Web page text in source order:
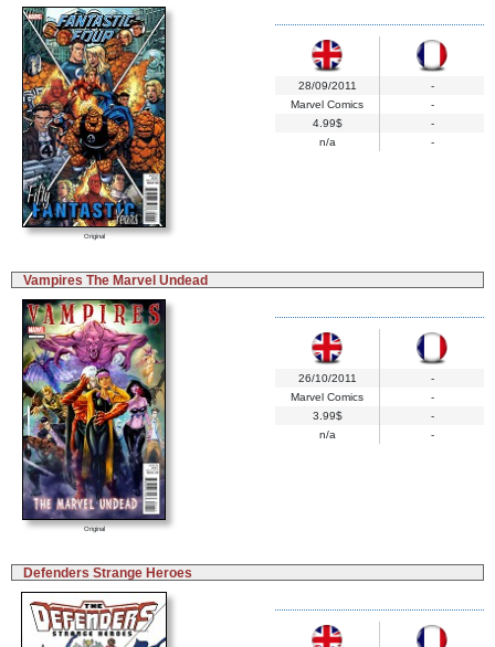
Original
28/09/2011
-
Marvel Comics
-
4.99$
-
n/a
-
Vampires The Marvel Undead
Original
26/10/2011
-
Marvel Comics
-
3.99$
-
n/a
-
Defenders Strange Heroes